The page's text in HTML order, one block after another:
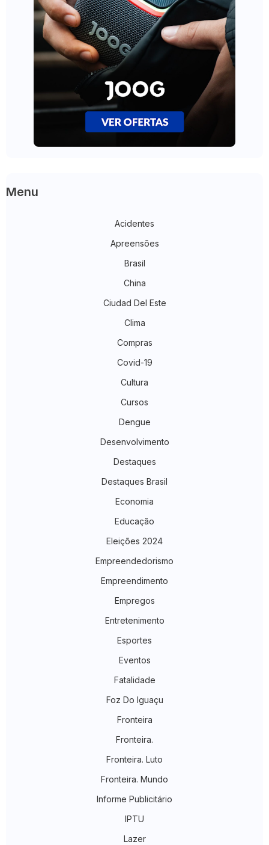
Menu
Acidentes
Apreensões
Brasil
China
Ciudad Del Este
Clima
Compras
Covid-19
Cultura
Cursos
Dengue
Desenvolvimento
Destaques
Destaques Brasil
Economia
Educação
Eleições 2024
Empreendedorismo
Empreendimento
Empregos
Entretenimento
Esportes
Eventos
Fatalidade
Foz Do Iguaçu
Fronteira
Fronteira.
Fronteira. Luto
Fronteira. Mundo
Informe Publicitário
IPTU
Lazer